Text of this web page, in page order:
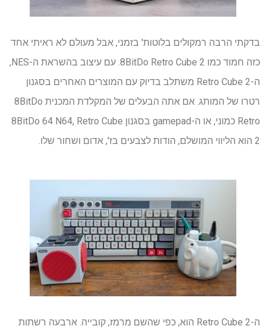
בדקתי הרבה רמקולים בלוטות' בזמני, אבל מעולם לא ראיתי אחד
כזה חמוד כמו 8BitDo Retro Cube 2. עם עיצוב בהשראת ה-NES,
ה-Retro Cube 2 משתלב בדיוק עם המוצרים האחרים בסגנון
רטרו של המותג. אם אתה הבעלים של המקלדת המכנית 8BitDo
Retro כמוני, או ה-gamepad בסגנון 8BitDo 64 N64, Retro Cube
2 הוא הליווי המושלם, הודות לצבעים בז', אדום ושחור שלו.
ה-Retro Cube 2 הוא, כפי שהשם מרמז, קובייה. ארבעה רשתות